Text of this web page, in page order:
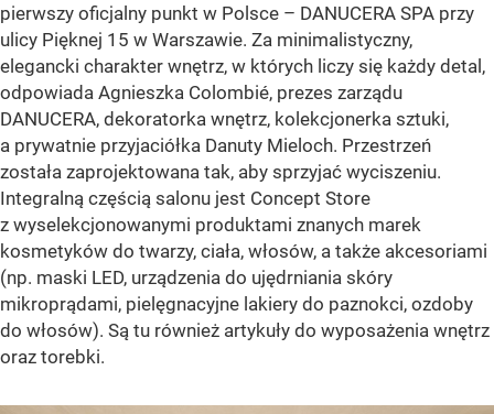
pierwszy oficjalny punkt w Polsce – DANUCERA SPA przy
ulicy Pięknej 15 w Warszawie. Za minimalistyczny,
elegancki charakter wnętrz, w których liczy się każdy detal,
odpowiada Agnieszka Colombié, prezes zarządu
DANUCERA, dekoratorka wnętrz, kolekcjonerka sztuki,
a prywatnie przyjaciółka Danuty Mieloch. Przestrzeń
została zaprojektowana tak, aby sprzyjać wyciszeniu.
Integralną częścią salonu jest Concept Store
z wyselekcjonowanymi produktami znanych marek
kosmetyków do twarzy, ciała, włosów, a także akcesoriami
(np. maski LED, urządzenia do ujędrniania skóry
mikroprądami, pielęgnacyjne lakiery do paznokci, ozdoby
do włosów). Są tu również artykuły do wyposażenia wnętrz
oraz torebki.